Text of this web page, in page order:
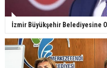
İzmir Büyükşehir Belediyesine